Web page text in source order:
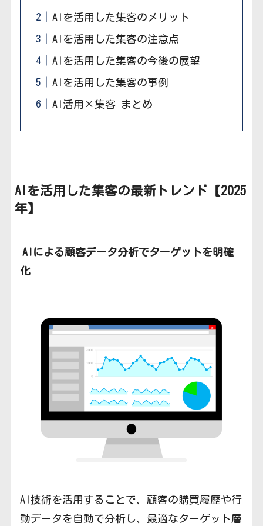
AIを活用した集客のメリット
AIを活用した集客の注意点
AIを活用した集客の今後の展望
AIを活用した集客の事例
AI活用×集客 まとめ
AIを活用した集客の最新トレンド 【2025
年】
AIによる顧客データ分析でターゲットを明確
化
AI技術を活用することで、顧客の購買履歴や行
動データを自動で分析し、最適なターゲット層